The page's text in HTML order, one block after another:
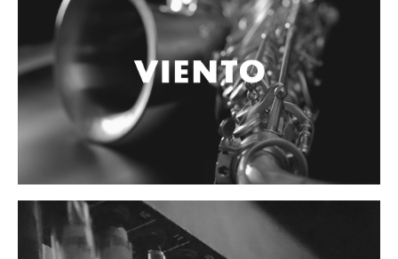
Vientos
Micrófonos
Mano alámbrico
Instrumento alámbrico
Inalámbrico de mano
Inalámbrico diadema y solapa
Inalámbrico para instrumento
Estudio